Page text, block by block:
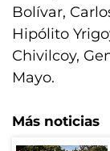
Bolívar,
Hipólito
Chivilcoy,
Mayo.
Más noticias